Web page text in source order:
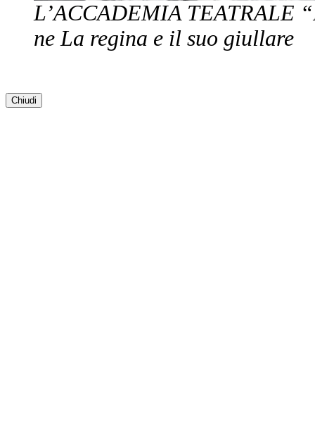
L’ACCADEMIA TEATRALE
neLa regina e il suo giullare
Chiudi